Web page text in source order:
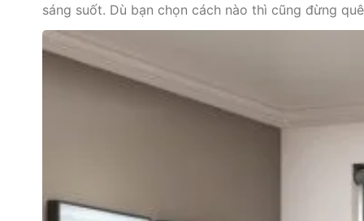
sáng suốt. Dù bạn chọn cách nào thì cũng đừng